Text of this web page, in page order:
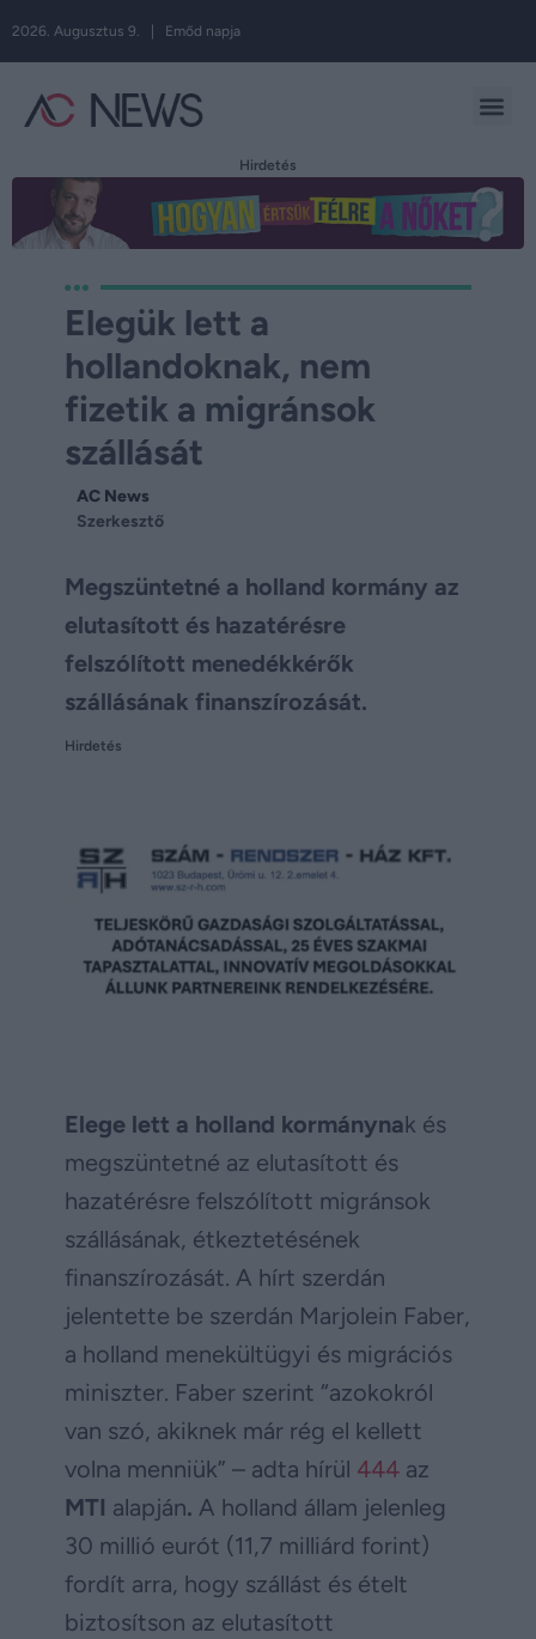
2026. Augusztus 9. | Emőd napja
Hirdetés
Elegük lett a
hollandoknak, nem
fizetik a migránsok
szállását
AC News
Szerkesztő
Megszüntetné a holland kormány az
elutasított és hazatérésre
felszólított menedékkérők
szállásának finanszírozását.
Hirdetés
Elege lett a holland kormánynak és
megszüntetné az elutasított és
hazatérésre felszólított migránsok
szállásának, étkeztetésének
finanszírozását. A hírt szerdán
jelentette be szerdán Marjolein Faber,
a holland menekültügyi és migrációs
miniszter. Faber szerint “azokokról
van szó, akiknek már rég el kellett
volna menniük” – adta hírül 444 az
MTI alapján. A holland állam jelenleg
30 millió eurót (11,7 milliárd forint)
fordít arra, hogy szállást és ételt
biztosítson az elutasított